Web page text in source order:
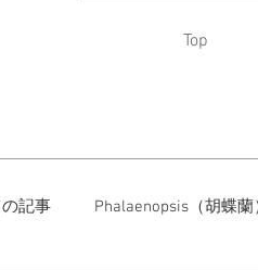
Top
記事 Phalaenopsis（胡蝶蘭